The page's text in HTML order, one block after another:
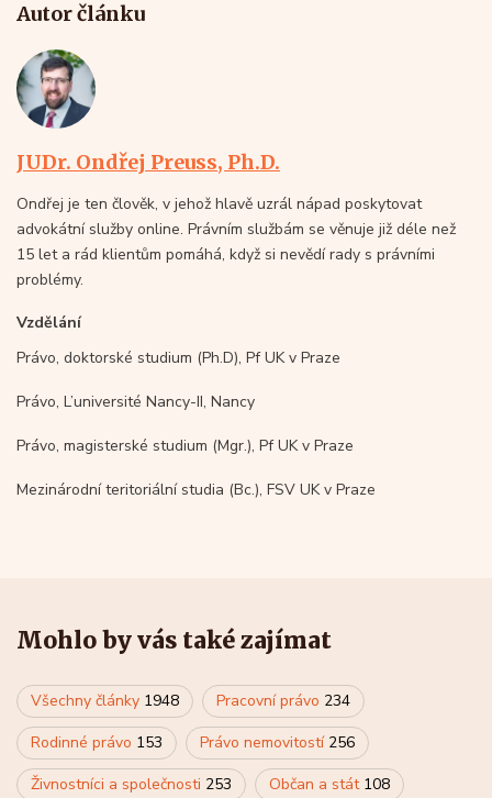
Autor článku
JUDr. Ondřej Preuss, Ph.D.
Ondřej je ten člověk, v jehož hlavě uzrál nápad poskytovat
advokátní služby online. Právním službám se věnuje již déle než
15 let a rád klientům pomáhá, když si nevědí rady s právními
problémy.
Vzdělání
Právo, doktorské studium (Ph.D), Pf UK v Praze
Právo, L’université Nancy-II, Nancy
Právo, magisterské studium (Mgr.), Pf UK v Praze
Mezinárodní teritoriální studia (Bc.), FSV UK v Praze
Mohlo by vás také zajímat
Všechny články 1948 Pracovní právo 234
Rodinné právo 153 Právo nemovitostí 256
Živnostníci a společnosti 253 Občan a stát 108